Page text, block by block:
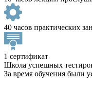
40 часов практических
1 сертификат
Школа успешных
За время обучения были